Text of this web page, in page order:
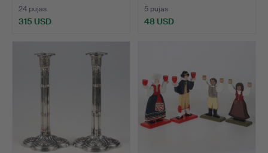
24 pujas
315 USD
5 pujas
48 USD